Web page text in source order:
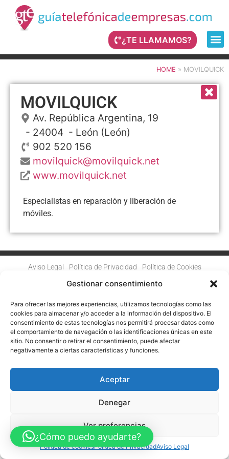
Gestionar consentimiento
Para ofrecer las mejores experiencias, utilizamos tecnologías como las
cookies para almacenar y/o acceder a la información del dispositivo. El
consentimiento de estas tecnologías nos permitirá procesar datos como
el comportamiento de navegación o las identificaciones únicas en este
sitio. No consentir o retirar el consentimiento, puede afectar
negativamente a ciertas características y funciones.
Aceptar
Denegar
Ver preferencias
Política de cookiesPolítica de PrivacidadAviso Legal
¿TE LLAMAMOS?
HOME » MOVILQUICK
MOVILQUICK
Av. República Argentina, 19
- 24004 - León (León)
902 520 156
movilquick@movilquick.net
www.movilquick.net
Especialistas en reparación y liberación de
móviles.
Aviso Legal Política de Privacidad
Política de Cookies
Accesibilidad Mapa web
MECANISMO DE RECUPERACIÓN Y RESILENCIA
© Guia Telefónica de Empresas – Todos los derechos reservados.
¿Cómo puedo ayudarte?